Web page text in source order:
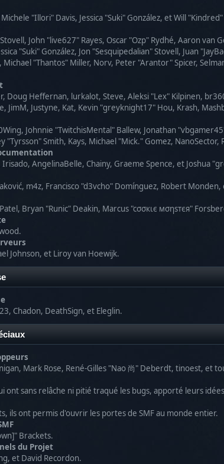
"Illori" Davis, Jessica "Suki" González, et Will
John "live627" Rayes, Oscar "Ozp" Rydhé, Aaron
"Suki" González, Jon "Sesquipedalian" Stovell, Juan
Michael "Thantos" Miller, Norv, Peter "Arantor" Spicer,
Doug Heffernan, lurkalot, Steve, Aleksi "Lex" Kilpinen,
JimM, Justyne, Kat, Kevin "greyknight17" Hou, Krash,
Johnnie "TwitchisMental" Ballew, Jonathan
"Tyrsson" Smith, Kays, Michael "Mick." Gomez, NanoSector,
AngelinaBelle, Chainy, Graeme Spence, et Joshua
m4z, Francisco "d3vcho" Domínguez, Robert Monden,
Bryan "Runic" Deakin, Marcus "cσσкιє мσηѕтєя"
Johnson, et Liroy van Hoewijk.
Chadon, DeathSign, et Eleglin.
Mark Rose, René-Gilles "Nao 尚" Deberdt, tinoest, et
ont sans relâche ni pitié traqué les bugs, apporté leurs
ils ont permis d'ouvrir les portes de SMF au monde entier.
Brackets.
du Projet
et David Recordon.